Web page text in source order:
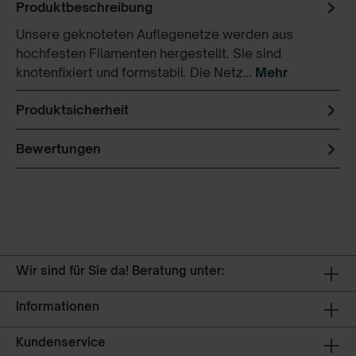
Produktbeschreibung
Unsere geknoteten Auflegenetze werden aus
hochfesten Filamenten hergestellt. Sie sind
knotenfixiert und formstabil. Die Netz… Mehr
Produktsicherheit
Bewertungen
Wir sind für Sie da! Beratung unter:
Informationen
Kundenservice